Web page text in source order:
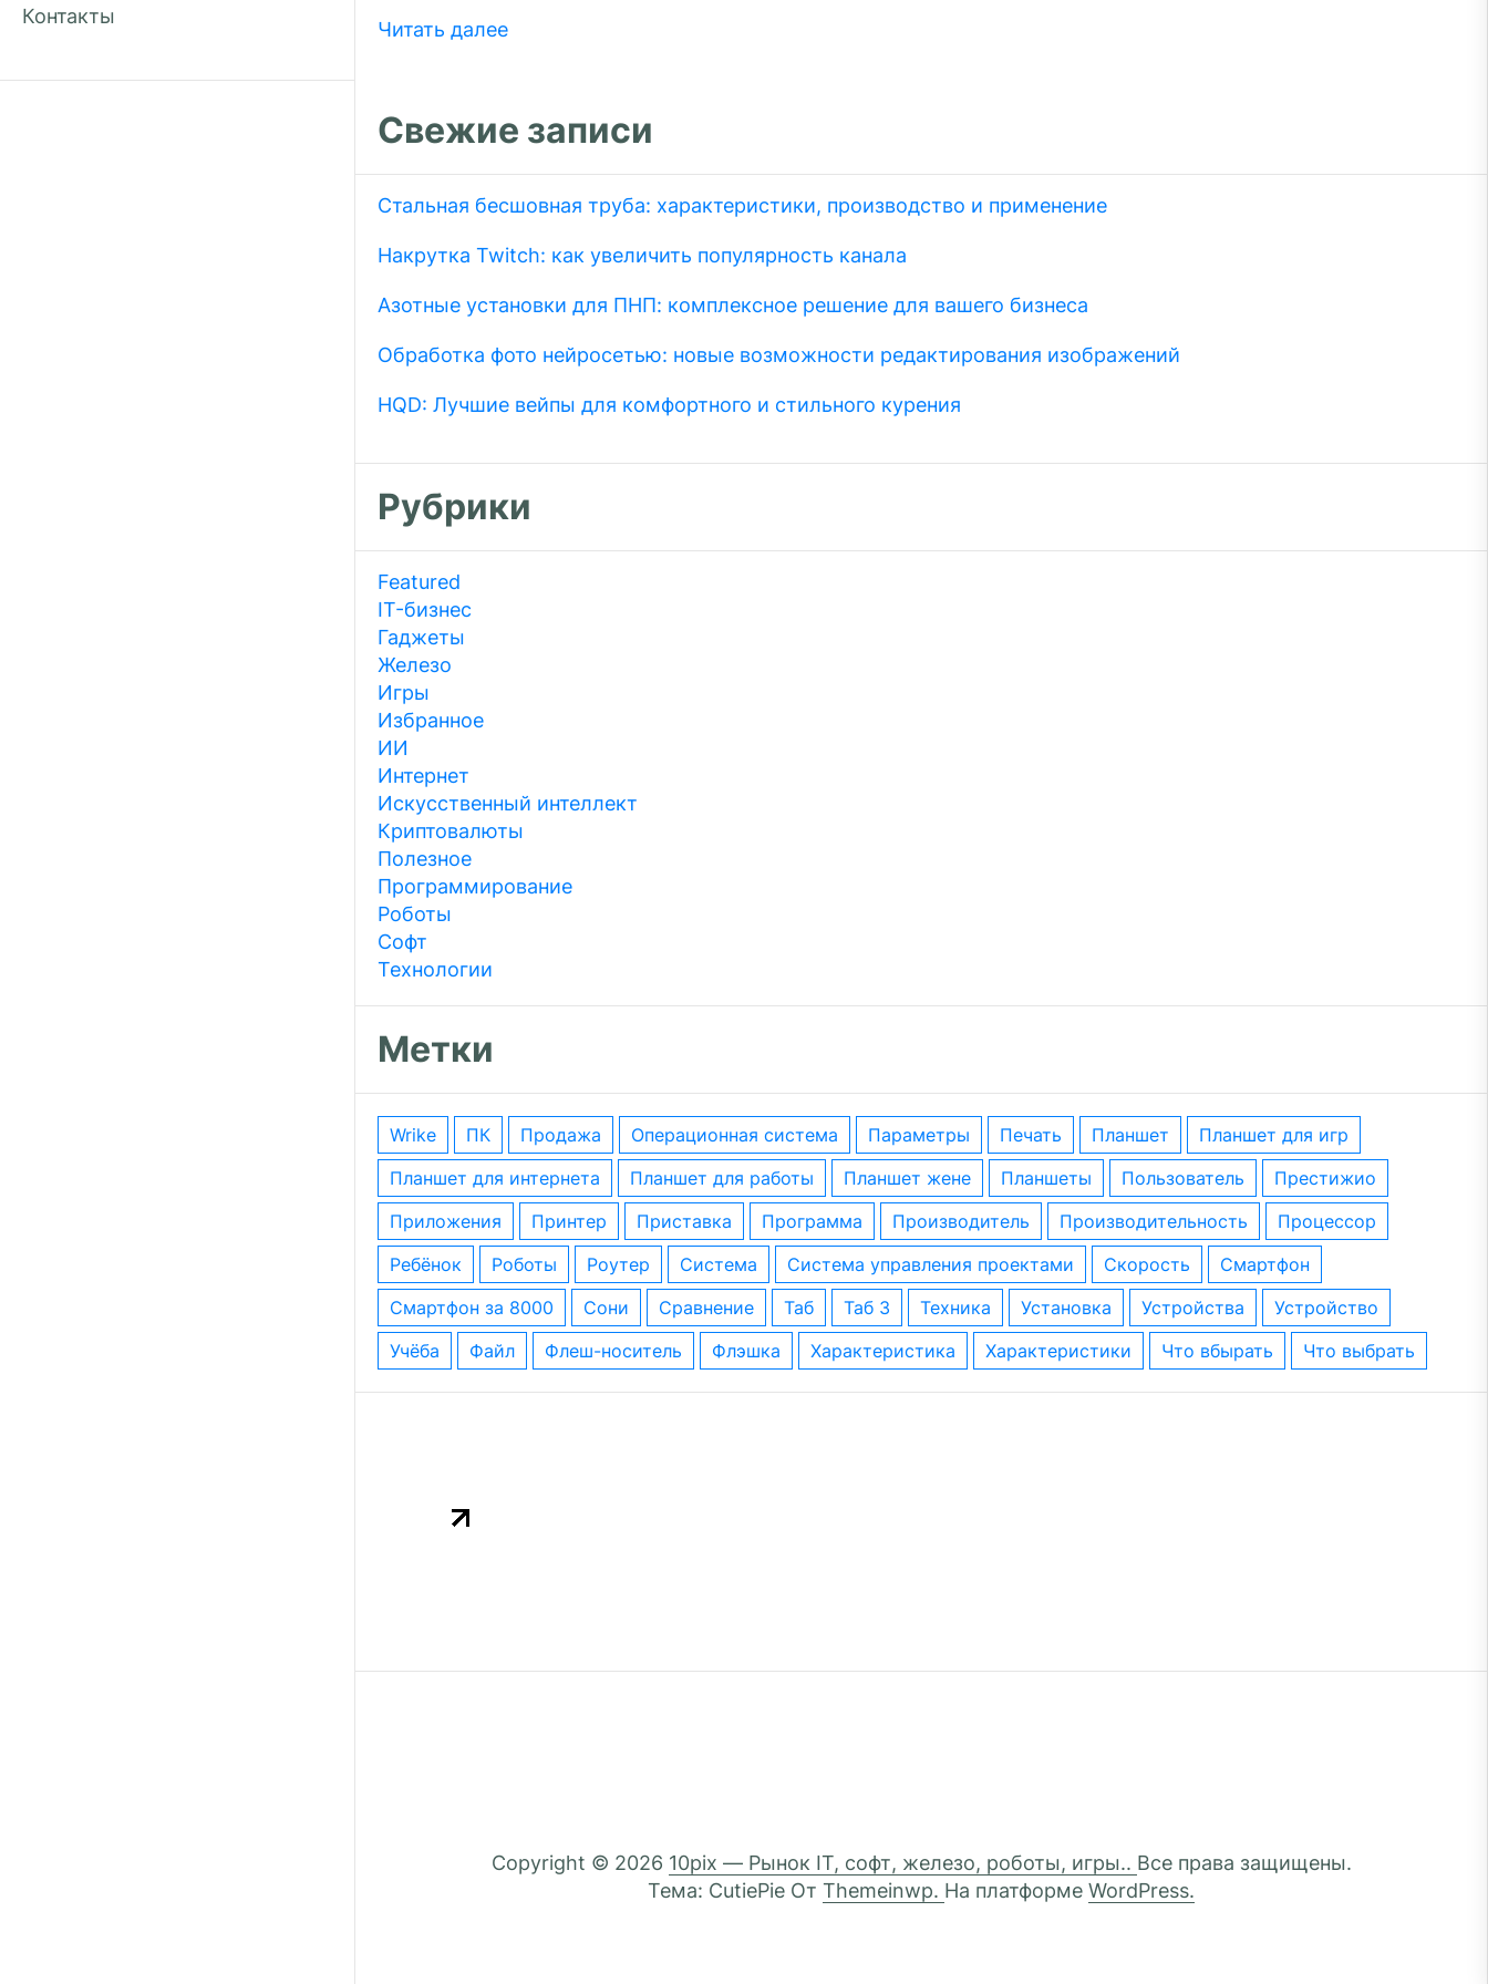
Контакты
Читать далее
Свежие записи
Стальная бесшовная труба: характеристики, производство и применение
Накрутка Twitch: как увеличить популярность канала
Азотные установки для ПНП: комплексное решение для вашего бизнеса
Обработка фото нейросетью: новые возможности редактирования изображений
HQD: Лучшие вейпы для комфортного и стильного курения
Рубрики
Featured
IT-бизнес
Гаджеты
Железо
Игры
Избранное
ИИ
Интернет
Искусственный интеллект
Криптовалюты
Полезное
Программирование
Роботы
Софт
Технологии
Метки
wrike ПК Продажа операционная система параметры печать планшет
планшет для игр
планшет для интернета
планшет для работы планшет жене планшеты пользователь
престижио
приложения
принтер приставка программа производитель производительность
процессор
ребёнок
роботы роутер система система управления проектами скорость
смартфон
смартфон за 8000
сони сравнение таб таб 3 техника установка устройства
устройство
учёба
файл флеш-носитель флэшка характеристика характеристики что вбырать что выбрать
Copyright © 2026 10pix — Рынок IT, софт, железо, роботы, игры.. Все права защищены.
Тема: CutiePie От Themeinwp. На платформе WordPress.